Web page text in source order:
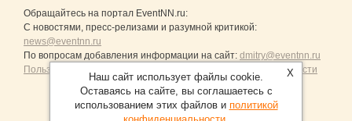
Обращайтесь на портал EventNN.ru:
С новостями, пресс-релизами и разумной критикой:
news@eventnn.ru
По вопросам добавления информации на сайт: dmitry@eventnn.ru
Пользовательское Соглашение и политика конфиденциальности
X
Наш сайт использует файлы cookie.
Оставаясь на сайте, вы соглашаетесь с
использованием этих файлов и политикой